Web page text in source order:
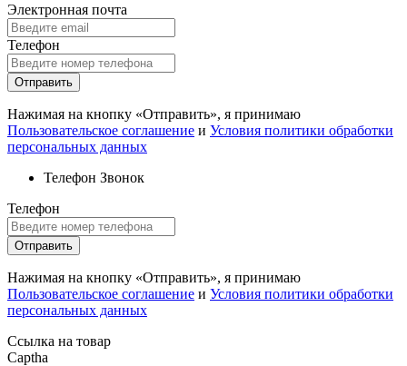
Электронная почта
Телефон
Отправить
Нажимая на кнопку «Отправить», я принимаю
Пользовательское соглашение и Условия политики обработки
персональных данных
Телефон Звонок
Телефон
Отправить
Нажимая на кнопку «Отправить», я принимаю
Пользовательское соглашение и Условия политики обработки
персональных данных
Ссылка на товар
Captha